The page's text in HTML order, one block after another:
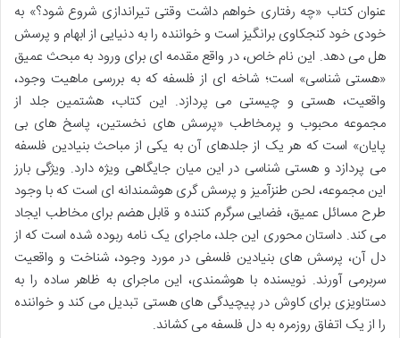
عنوان کتاب «چه رفتاری خواهم داشت وقتی تیراندازی شروع شود؟» به
خودی خود کنجکاوی برانگیز است و خواننده را به دنیایی از ابهام و پرسش
هل می دهد. این نام خاص، در واقع مقدمه ای برای ورود به مبحث عمیق
«هستی شناسی» است؛ شاخه ای از فلسفه که به بررسی ماهیت وجود،
واقعیت، هستی و چیستی می پردازد. این کتاب، هشتمین جلد از
مجموعه محبوب و پرمخاطب «پرسش های نخستین، پاسخ های بی
پایان» است که هر یک از جلدهای آن به یکی از مباحث بنیادین فلسفه
می پردازد و هستی شناسی در این میان جایگاهی ویژه دارد. ویژگی بارز
این مجموعه، لحن طنزآمیز و پرسش گری هوشمندانه ای است که با وجود
طرح مسائل عمیق، فضایی سرگرم کننده و قابل هضم برای مخاطب ایجاد
می کند. داستان محوری این جلد، ماجرای یک نامه ربوده شده است که از
دل آن، پرسش های بنیادین فلسفی در مورد وجود، شناخت و واقعیت
سربرمی آورند. نویسنده با هوشمندی، این ماجرای به ظاهر ساده را به
دستاویزی برای کاوش در پیچیدگی های هستی تبدیل می کند و خواننده
را از یک اتفاق روزمره به دل فلسفه می کشاند.